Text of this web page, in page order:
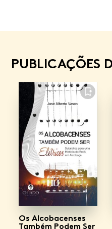
PUBLICAÇÕES
FAVORITO
Os Alcobacenses
Também Podem Ser